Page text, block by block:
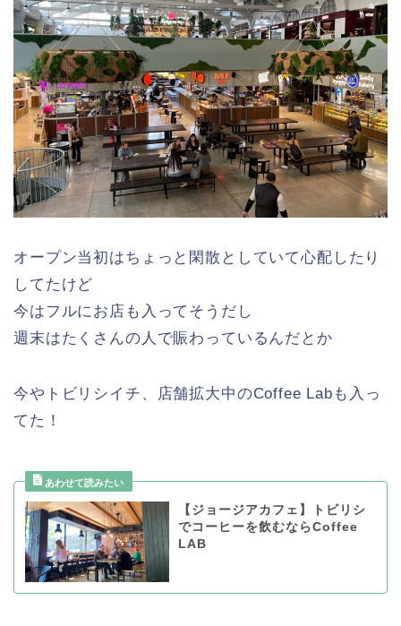
オープン当初はちょっと閑散としていて心配したり
してたけど
今はフルにお店も入ってそうだし
週末はたくさんの人で賑わっているんだとか
今やトビリシイチ、店舗拡大中のCoffee Labも入っ
てた！
【ジョージアカフェ】トビリシ
でコーヒーを飲むならCoffee
LAB